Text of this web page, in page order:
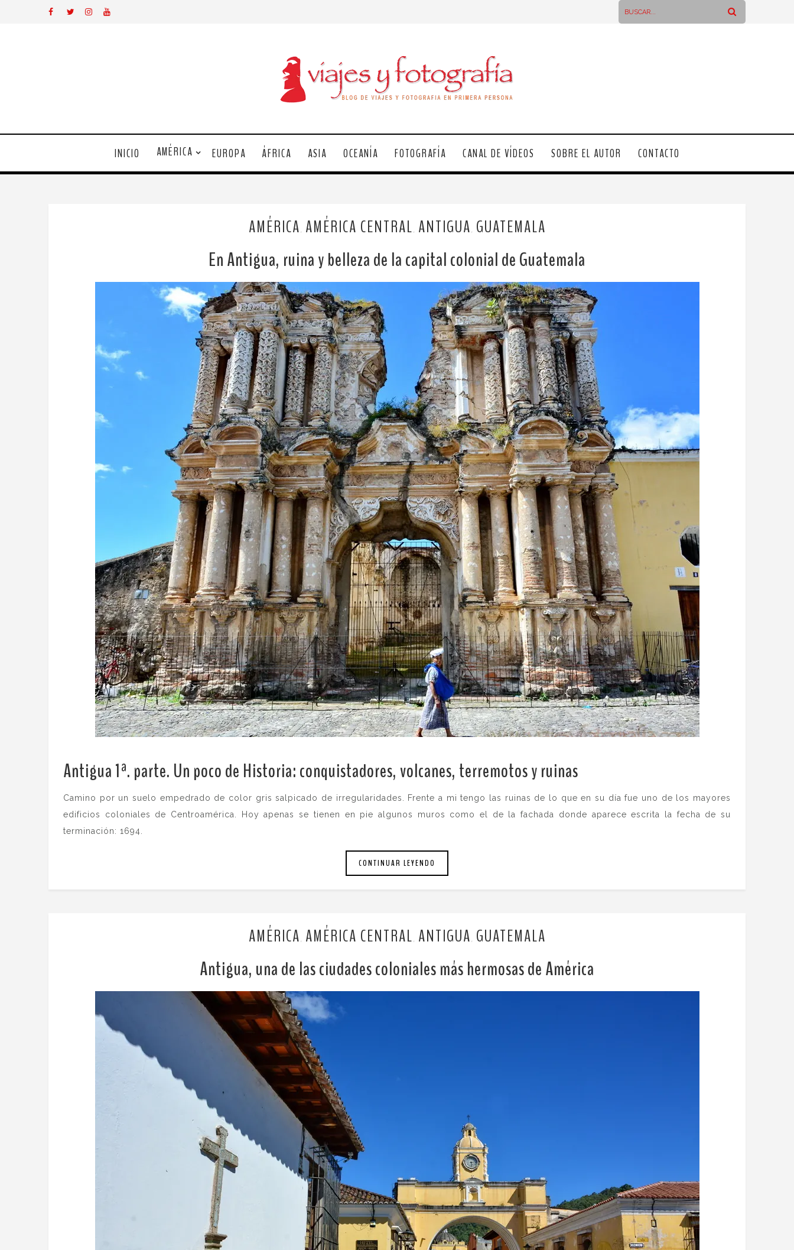
INICIO AMÉRICA EUROPA ÁFRICA ASIA OCEANÍA FOTOGRAFÍA CANAL DE VÍDEOS SOBRE EL AUTOR CONTACTO
AMÉRICA AMÉRICA CENTRAL ANTIGUA GUATEMALA
En Antigua, ruina y belleza de la capital colonial de Guatemala
Antigua 1ª. parte. Un poco de Historia: conquistadores, volcanes, terremotos y ruinas
Camino por un suelo empedrado de color gris salpicado de irregularidades. Frente a mi tengo las ruinas de lo que en su día fue uno de los mayores
edificios coloniales de Centroamérica. Hoy apenas se tienen en pie algunos muros como el de la fachada donde aparece escrita la fecha de su
terminación: 1694.
CONTINUAR LEYENDO
AMÉRICA, AMÉRICA CENTRAL, ANTIGUA, GUATEMALA
Antigua, una de las ciudades coloniales más hermosas de América